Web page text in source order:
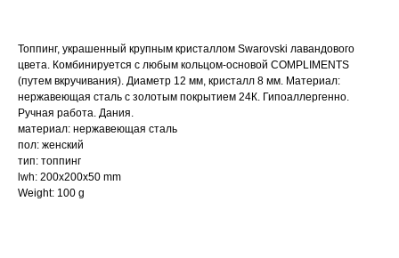
Топпинг, украшенный крупным кристаллом Swarovski лавандового
цвета. Комбинируется с любым кольцом-основой COMPLIMENTS
(путем вкручивания). Диаметр 12 мм, кристалл 8 мм. Материал:
нержавеющая сталь с золотым покрытием 24К. Гипоаллергенно.
Ручная работа. Дания.
материал: нержавеющая сталь
пол: женский
тип: топпинг
lwh: 200x200x50 mm
Weight: 100 g